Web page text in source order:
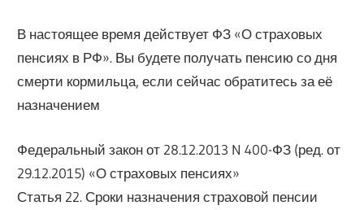
В настоящее время действует ФЗ «О страховых
пенсиях в РФ». Вы будете получать пенсию со дня
смерти кормильца, если сейчас обратитесь за её
назначением
Федеральный закон от 28.12.2013 N 400-ФЗ (ред. от
29.12.2015) «О страховых пенсиях»
Статья 22. Сроки назначения страховой пенсии